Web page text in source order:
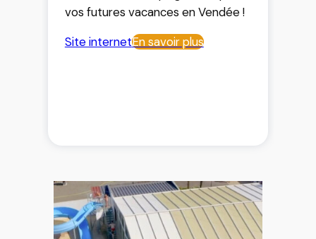
vos futures vacances en Vendée !
Site internetEn savoir plus